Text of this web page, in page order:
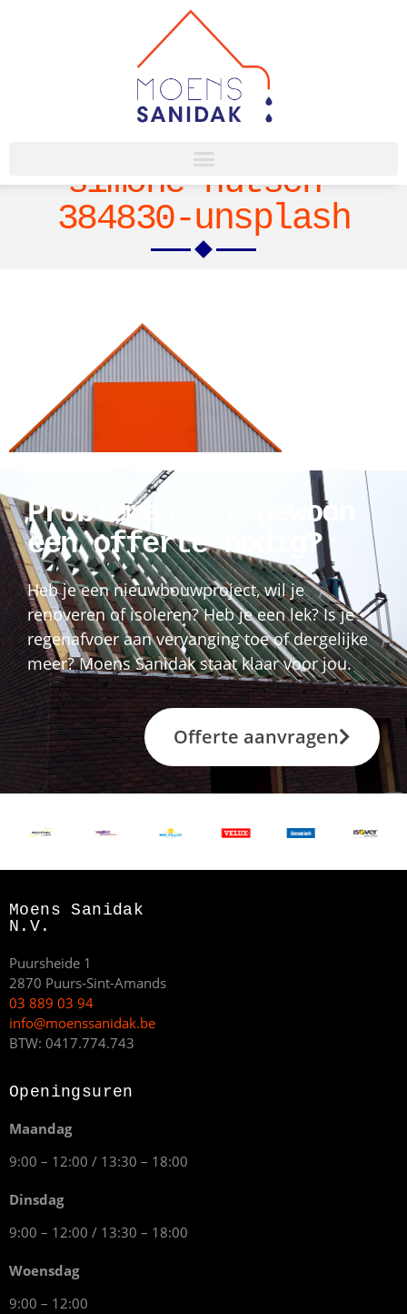
simone-hutsch-
384830-unsplash
Problemen? Of gewoon
een offerte nodig?
Heb je een nieuwbouwproject, wil je
renoveren of isoleren? Heb je een lek? Is je
regenafvoer aan vervanging toe of dergelijke
meer? Moens Sanidak staat klaar voor jou.
Offerte aanvragen
Moens Sanidak
N.V.
Puursheide 1
2870 Puurs-Sint-Amands
03 889 03 94
info@moenssanidak.be
BTW: 0417.774.743
Openingsuren
Maandag
9:00 – 12:00 / 13:30 – 18:00
Dinsdag
9:00 – 12:00 / 13:30 – 18:00
Woensdag
9:00 – 12:00